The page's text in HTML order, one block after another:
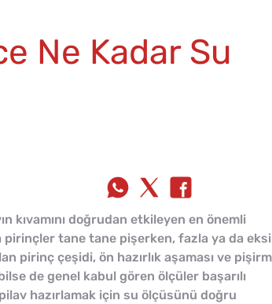
Ne Kadar Su
kıvamını doğrudan etkileyen en önemli
pirinçler tane tane pişerken, fazla ya da
pirinç çeşidi, ön hazırlık aşaması ve
de genel kabul gören ölçüler başarılı
hazırlamak için su ölçüsünü doğru